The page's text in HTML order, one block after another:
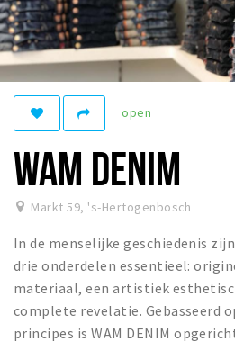
Slapen
Recreatief
Winkels
Winkelgebieden
Bezienswaardigheden
Musea, theaters & podia
Uitjes & activiteiten
Toeristische routes
Natuurgebieden
Baroniepoorten
open
WAM DENIM
Markt 59, 's-Hertogenbosch
In de menselijke geschiedenis
drie onderdelen essentieel:
materiaal, een artistiek
complete revelatie. Gebasseerd
principes is WAM DENIM